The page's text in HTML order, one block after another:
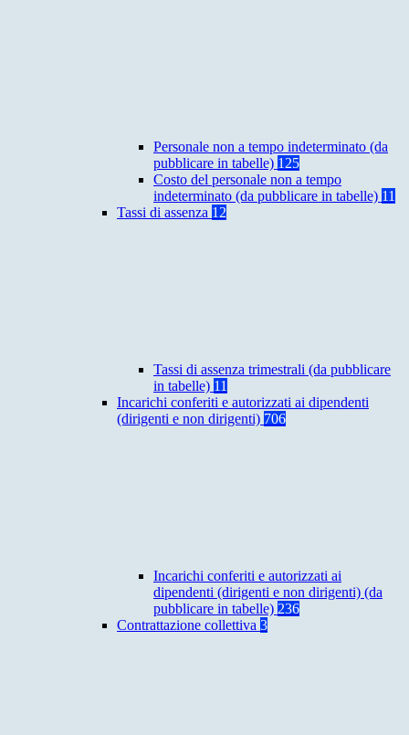
Personale non a tempo indeterminato (da
pubblicare in tabelle) 125
Costo del personale non a tempo
indeterminato (da pubblicare in tabelle) 11
Tassi di assenza 12
Tassi di assenza trimestrali (da pubblicare
in tabelle) 11
Incarichi conferiti e autorizzati ai dipendenti
(dirigenti e non dirigenti) 706
Incarichi conferiti e autorizzati ai
dipendenti (dirigenti e non dirigenti) (da
pubblicare in tabelle) 236
Contrattazione collettiva 3